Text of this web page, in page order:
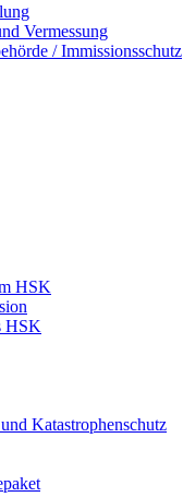
Vermessung
/ Immissionsschutz
HSK
HSK
Katastrophenschutz